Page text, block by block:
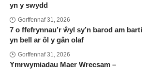
yn y swydd
Gorffennaf 31, 2026
7 o ffefrynnau’r ŵyl sy’n barod am barti
yn bell ar ôl y gân olaf
Gorffennaf 31, 2026
Ymrwymiadau Maer Wrecsam –